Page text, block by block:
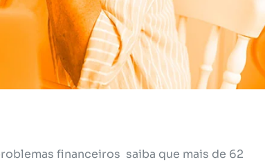
financeiros saiba que mais de 62